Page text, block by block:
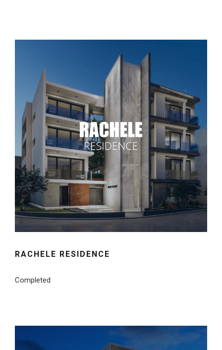
RACHELE RESIDENCE
Completed